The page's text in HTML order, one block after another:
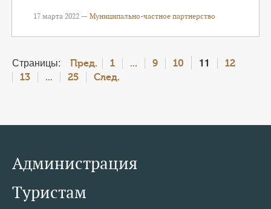
17 марта 2022 — Муниципально-частное партнерство
Страницы: Пред. 1 ... 9 10 11
12
13
... 25 След.
Администрация
Туристам